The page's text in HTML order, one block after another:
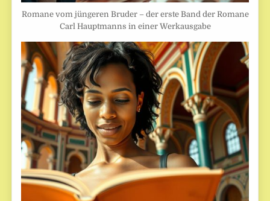
Romane vom jüngeren Bruder – der erste Band der Romane
Carl Hauptmanns in einer Werkausgabe